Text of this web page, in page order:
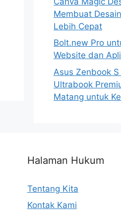
Membuat
Lebih Cepat
Bolt.new Pro
Website dan
Asus Zenbook
Ultrabook
Matang untuk
Halaman Hukum
Tentang Kita
Kontak Kami